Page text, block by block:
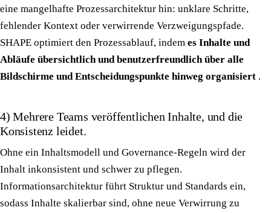
eine mangelhafte Prozessarchitektur hin: unklare Schritte,
fehlender Kontext oder verwirrende Verzweigungspfade.
SHAPE optimiert den Prozessablauf, indem es Inhalte und
Abläufe übersichtlich und benutzerfreundlich über alle
Bildschirme und Entscheidungspunkte hinweg organisiert .
4) Mehrere Teams veröffentlichen Inhalte, und die
Konsistenz leidet.
Ohne ein Inhaltsmodell und Governance-Regeln wird der
Inhalt inkonsistent und schwer zu pflegen.
Informationsarchitektur führt Struktur und Standards ein,
sodass Inhalte skalierbar sind, ohne neue Verwirrung zu